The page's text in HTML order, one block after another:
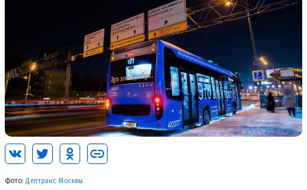
Фото: Дептранс Москвы